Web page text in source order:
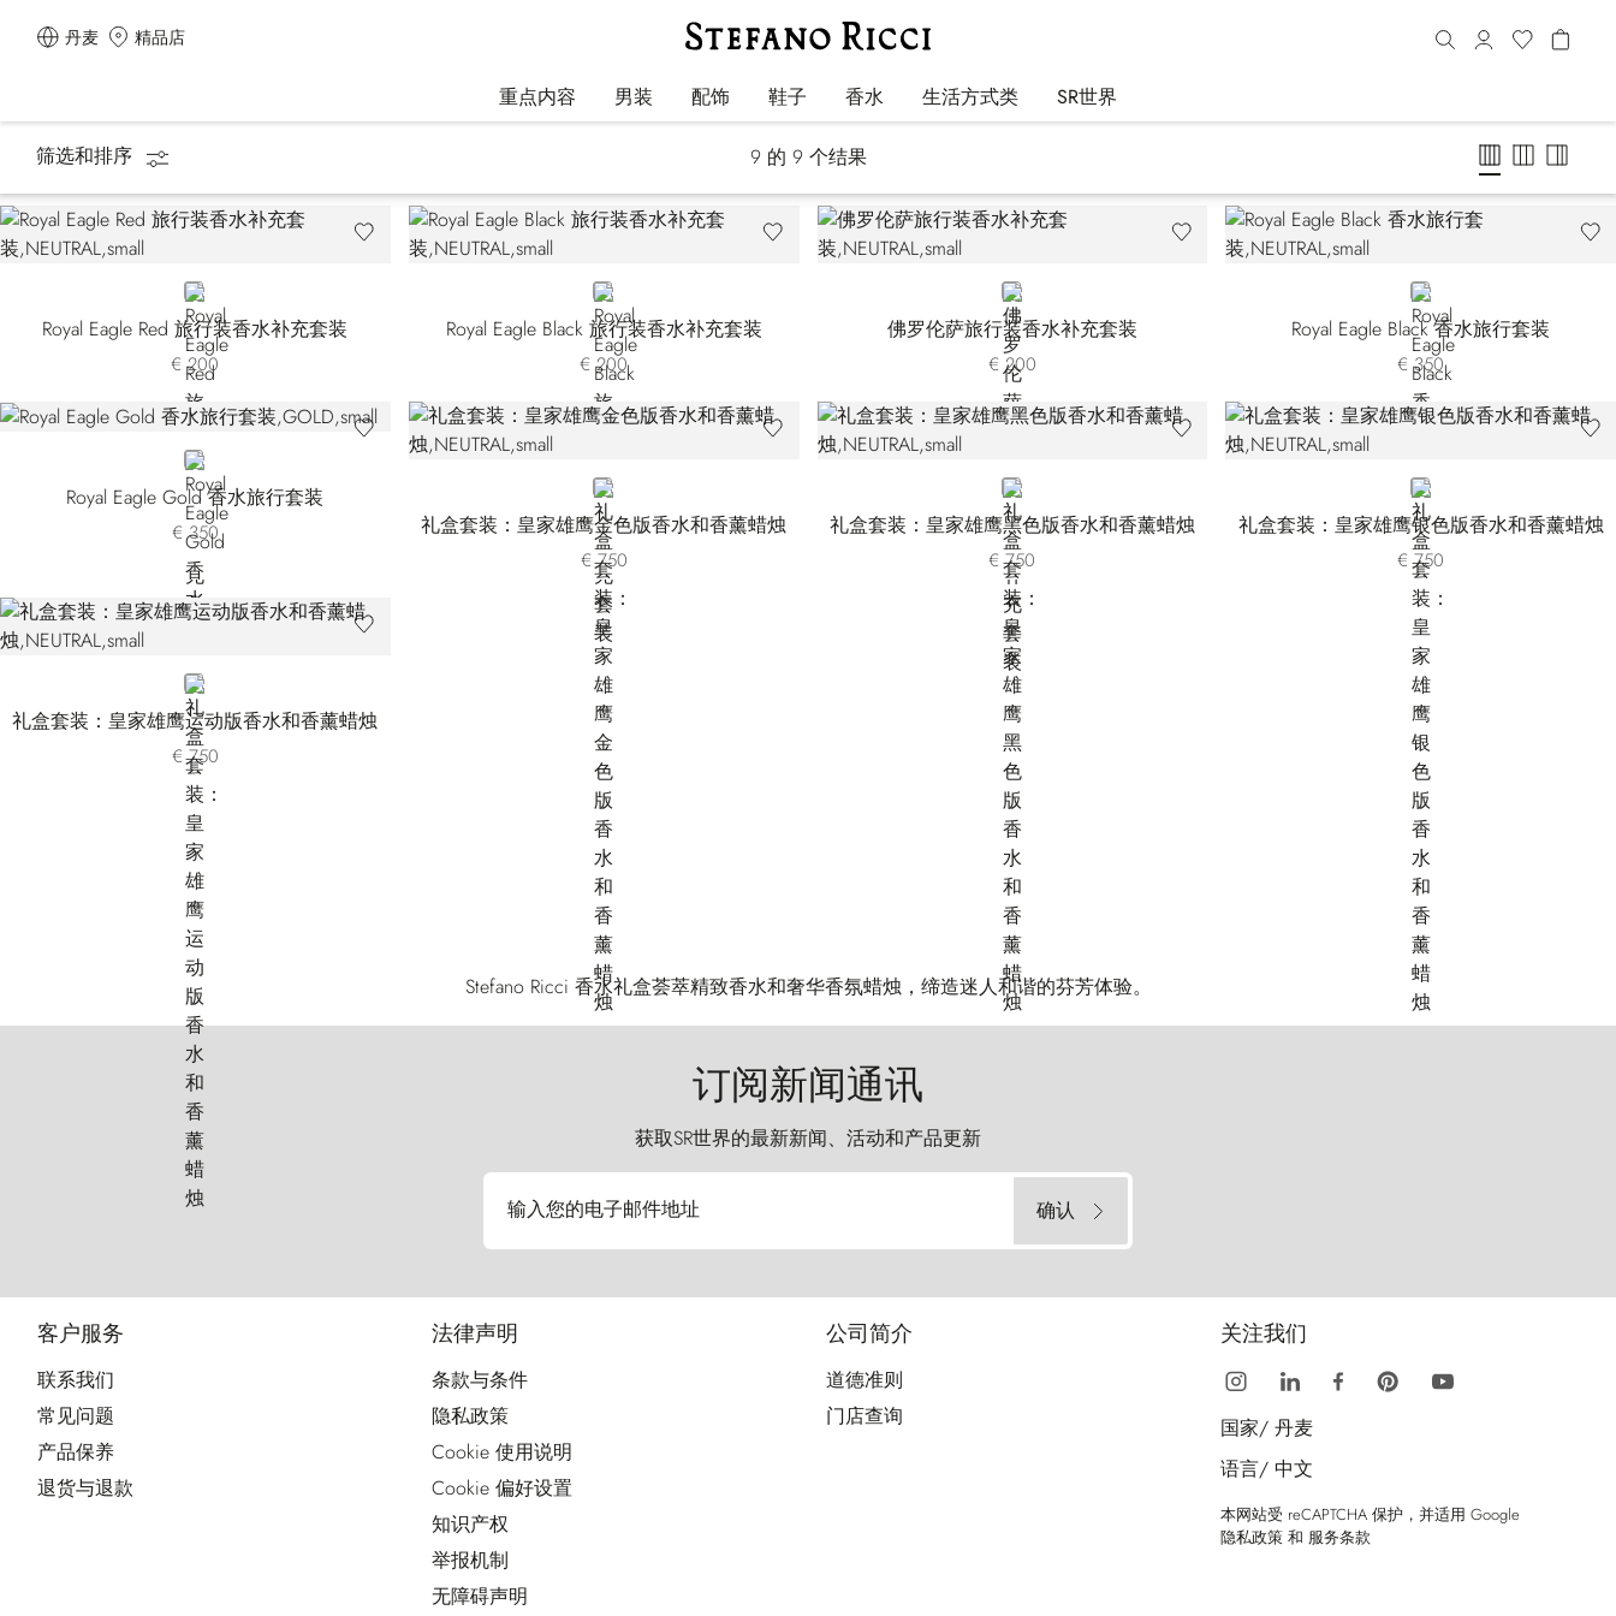
丹麦 精品店
重点内容 男装 配饰 鞋子 香水 生活方式类 SR世界
主页 香水
礼品套装
筛选和排序 9 的 9 个结果
NEUTRAL
Royal Eagle Red 旅行装香水补充套装
€ 200
NEUTRAL
Royal Eagle Black 旅行装香水补充套装
€ 200
NEUTRAL
佛罗伦萨旅行装香水补充套装
€ 200
NEUTRAL
Royal Eagle Black 香水旅行套装
€ 350
GOLD
Royal Eagle Gold 香水旅行套装
€ 350
NEUTRAL
礼盒套装：皇家雄鹰金色版香水和香薰蜡烛
€ 750
NEUTRAL
礼盒套装：皇家雄鹰黑色版香水和香薰蜡烛
€ 750
NEUTRAL
礼盒套装：皇家雄鹰银色版香水和香薰蜡烛
€ 750
NEUTRAL
礼盒套装：皇家雄鹰运动版香水和香薰蜡烛
€ 750
Stefano Ricci 香水礼盒荟萃精致香水和奢华香氛蜡烛，缔造迷人和谐的芬芳体验。
订阅新闻通讯
获取SR世界的最新新闻、活动和产品更新
输入您的电子邮件地址 确认
客户服务
联系我们
常见问题
产品保养
退货与退款
法律声明
条款与条件
隐私政策
Cookie 使用说明
Cookie 偏好设置
知识产权
举报机制
无障碍声明
公司简介
道德准则
门店查询
关注我们
国家/ 丹麦
语言/ 中文
本网站受 reCAPTCHA 保护，并适用 Google
隐私政策 和 服务条款